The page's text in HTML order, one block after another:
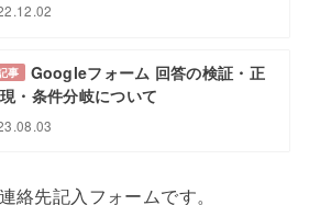
事
Googleフォーム 回答の検証・正
・条件分岐について
絡先記入フォームです。